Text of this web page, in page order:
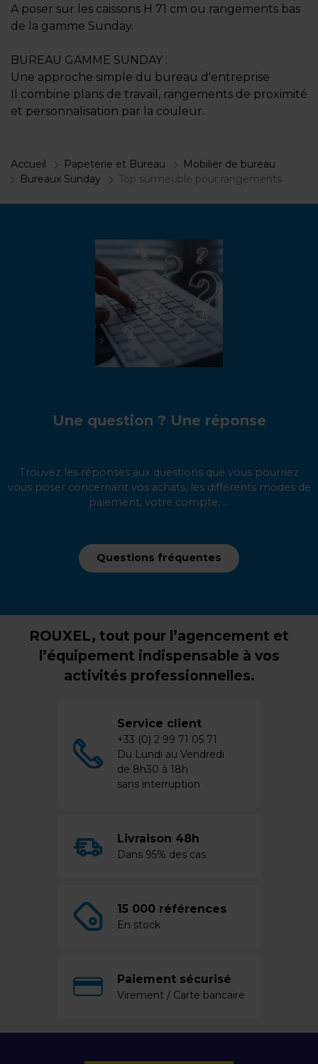
A poser sur les caissons H 71 cm ou rangements bas
de la gamme Sunday.
BUREAU GAMME SUNDAY :
Une approche simple du bureau d'entreprise
Il combine plans de travail, rangements de proximité
et personnalisation par la couleur.
Accueil Papeterie et Bureau
Mobilier de bureau
Bureaux Sunday
Top surmeuble pour rangements
Une question ? Une réponse
Trouvez les réponses aux questions que vous pourriez
vous poser concernant vos achats, les différents modes de
paiement, votre compte, ...
Questions fréquentes
ROUXEL, tout pour l’agencement et
l’équipement indispensable à vos
activités professionnelles.
Service client
+33 (0) 2 99 71 05 71
Du Lundi au Vendredi
de 8h30 à 18h
sans interruption
Livraison 48h
Dans 95% des cas
15 000 références
En stock
Paiement sécurisé
Virement / Carte bancaire